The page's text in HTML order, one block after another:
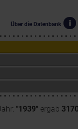
Über die Datenbank
"1939" ergab